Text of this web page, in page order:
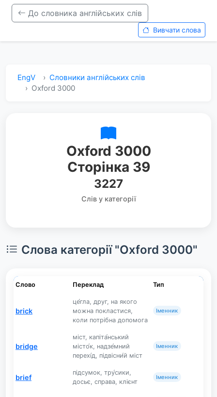
До словника англійських слів
Вивчати слова
EngV
Словники англійських слів
Oxford 3000
Oxford 3000
Сторінка 39
3227
Слів у категорії
Слова категорії "Oxford 3000"
Слово Переклад Тип
brick
це́гла, друг, на якого
можна покластися,
коли потрібна допомога
Іменник
bridge
міст, капіта́нський
місто́к, надзе́мний
перехі́д, підвісни́й міст
Іменник
brief
підсумок, тру́сики,
досьє, справа, клієнт
Іменник